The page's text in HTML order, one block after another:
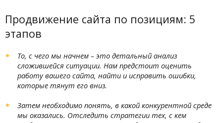
Продвижение сайта по позициям: 5
этапов
То, с чего мы начнем – это детальный анализ
сложившейся ситуации. Нам предстоит оценить
работу вашего сайта, найти и исправить ошибки,
которые тянут его вниз.
Затем необходимо понять, в какой конкурентной среде
мы оказались. Отследить стратегии тех, с кем